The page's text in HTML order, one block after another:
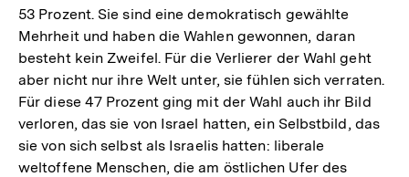
53 Prozent. Sie sind eine demokratisch gewählte
Mehrheit und haben die Wahlen gewonnen, daran
besteht kein Zweifel. Für die Verlierer der Wahl geht
aber nicht nur ihre Welt unter, sie fühlen sich verraten.
Für diese 47 Prozent ging mit der Wahl auch ihr Bild
verloren, das sie von Israel hatten, ein Selbstbild, das
sie von sich selbst als Israelis hatten: liberale
weltoffene Menschen, die am östlichen Ufer des